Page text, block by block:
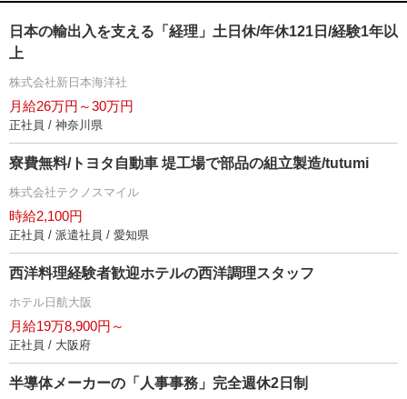
日本の輸出入を支える「経理」土日休/年休121日/経験1年以
上
株式会社新日本海洋社
月給26万円～30万円
正社員 / 神奈川県
寮費無料/トヨタ自動車 堤工場で部品の組立製造/tutumi
株式会社テクノスマイル
時給2,100円
正社員 / 派遣社員 / 愛知県
西洋料理経験者歓迎ホテルの西洋調理スタッフ
ホテル日航大阪
月給19万8,900円～
正社員 / 大阪府
半導体メーカーの「人事事務」完全週休2日制